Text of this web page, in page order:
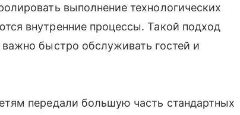
выполнение технологических
внутренние процессы. Такой подход
быстро обслуживать гостей и
передали большую часть стандартных